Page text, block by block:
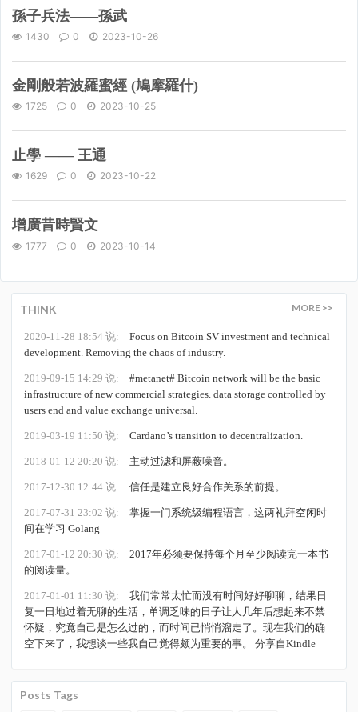
孫子兵法——孫武
1430 0 2023-10-26
金剛般若波羅蜜經 (鳩摩羅什)
1725 0 2023-10-25
止學 —— 王通
1629 0 2023-10-22
增廣昔時賢文
1777 0 2023-10-14
THINK MORE >>
2020-11-28 18:54 说:
Focus on Bitcoin SV investment and technical
development. Removing the chaos of industry.
2019-09-15 14:29 说:
#metanet# Bitcoin network will be the basic
infrastructure of new commercial strategies. data storage controlled by
users end and value exchange universal.
2019-03-19 11:50 说: Cardano’s transition to decentralization.
2018-01-12 20:20 说: 主动过滤和屏蔽噪音。
2017-12-30 12:44 说: 信任是建立良好合作关系的前提。
2017-07-31 23:02 说:
掌握一门系统级编程语言，这两礼拜空闲时
间在学习 Golang
2017-01-12 20:30 说:
2017年必须要保持每个月至少阅读完一本书
的阅读量。
2017-01-01 11:30 说:
我们常常太忙而没有时间好好聊聊，结果日
复一日地过着无聊的生活，单调乏味的日子让人几年后想起来不禁
怀疑，究竟自己是怎么过的，而时间已悄悄溜走了。现在我们的确
空下来了，我想谈一些我自己觉得颇为重要的事。 分享自Kindle ​​​​
Posts Tags